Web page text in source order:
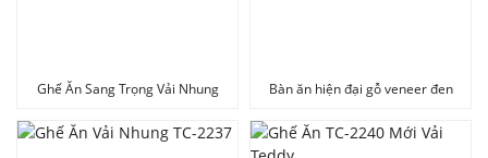
Ghế Ăn Sang Trọng Vải Nhung Bàn ăn hiện đại gỗ veneer đen